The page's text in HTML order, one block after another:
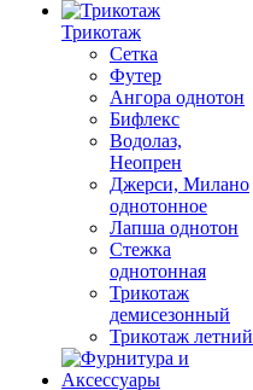
Трикотаж
Сетка
Футер
Ангора однотон
Бифлекс
Водолаз,
Неопрен
Джерси, Милано
однотонное
Лапша однотон
Стежка
однотонная
Трикотаж
демисезонный
Трикотаж летний